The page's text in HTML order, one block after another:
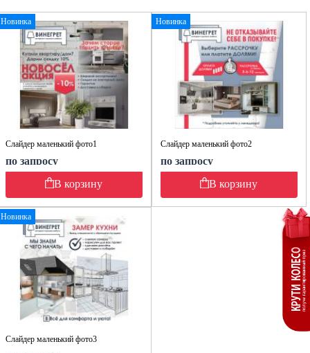
Новинка
Слайдер маленький фото1
по запросу
В корзину
Новинка
Слайдер маленький фото2
по запросу
В корзину
Новинка
Слайдер маленький фото3